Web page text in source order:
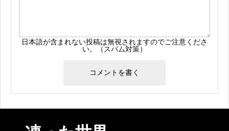
日本語が含まれない投稿は無視されますのでご注意くださ
い。（スパム対策）